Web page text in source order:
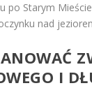
po Starym
nad
I